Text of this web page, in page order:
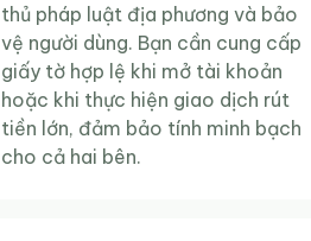
thủ pháp luật địa phương và bảo
vệ người dùng. Bạn cần cung cấp
giấy tờ hợp lệ khi mở tài khoản
hoặc khi thực hiện giao dịch rút
tiền lớn, đảm bảo tính minh bạch
cho cả hai bên.